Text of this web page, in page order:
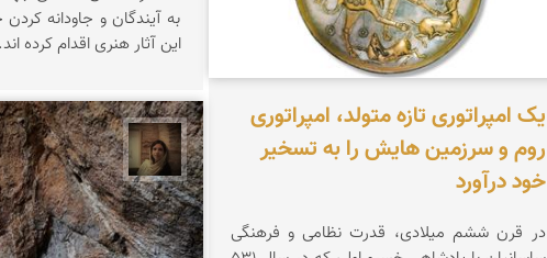
یک امپراتوری تازه متولد، امپراتوری
روم و سرزمین هایش را به تسخیر
خود درآورد
در قرن ششم میلادی، قدرت نظامی و فرهنگی
به آیندگان و جاودانه
این آثار هنری اقدام کرده اند.
پروین هاوش